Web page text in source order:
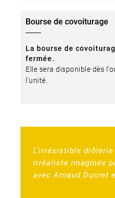
L’irrésistible
irréaliste imaginée
avec Arnaud Ducret
Bourse de covoiturage
La bourse de
fermée.
Elle sera disponible dès
l'unité.